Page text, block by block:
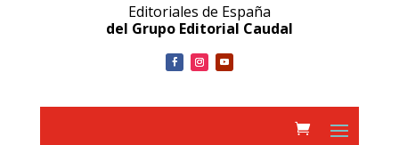
Editoriales de España
del Grupo Editorial Caudal